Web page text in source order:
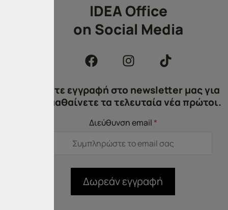
IDEA Office
on Social Media
Κάντε εγγραφή στο newsletter μας για
να μαθαίνετε τα τελευταία νέα πρώτοι.
Διεύθυνση email*
Δωρεάν εγγραφή